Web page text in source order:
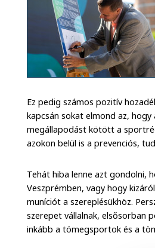
Ez pedig számos pozitív
kapcsán sokat elmond az,
megállapodást kötött a
azokon belül is a prevenciós,
Tehát hiba lenne azt gondolni,
Veszprémben, vagy hogy
muníciót a szereplésükhöz.
szerepet vállalnak, elsősorban
inkább a tömegsportok és a